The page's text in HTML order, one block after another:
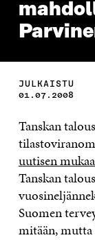
JULKAISTU
01.07.2008
Tanskan
uutisen
Tanskan
Suomen
mitään,